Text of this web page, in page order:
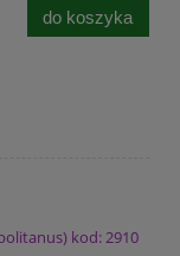
do koszyka
kod: 2910